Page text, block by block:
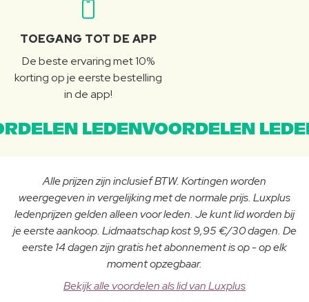
TOEGANG TOT DE APP
De beste ervaring met 10%
korting op je eerste bestelling
in de app!
LEDENVOORDELEN
Alle prijzen zijn inclusief BTW. Kortingen worden
weergegeven in vergelijking met de normale prijs. Luxplus
ledenprijzen gelden alleen voor leden. Je kunt lid worden bij
je eerste aankoop. Lidmaatschap kost 9,95 €/30 dagen. De
eerste 14 dagen zijn gratis het abonnement is op - op elk
moment opzegbaar.
Bekijk alle voordelen als lid van Luxplus